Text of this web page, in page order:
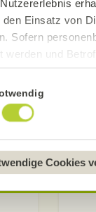
den Einsatz von
Sofern
werden und
und -
über uns erfahren
Cookies